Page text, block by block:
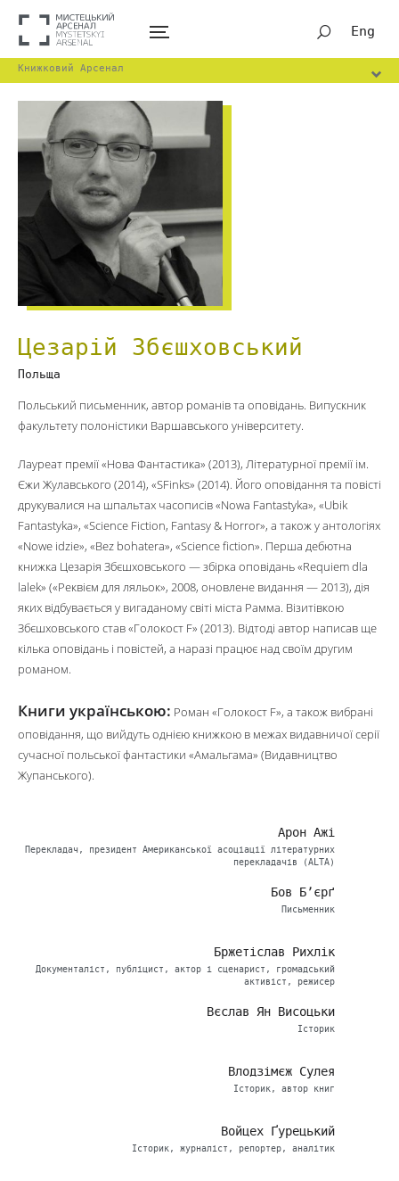
Eng
Книжковий Арсенал
Цезарій Збєшховський
Польща
Польський письменник, автор романів та оповідань. Випускник
факультету полоністики Варшавського університету.
Лауреат премії «Нова Фантастика» (2013), Літературної премії ім.
Єжи Жулавського (2014), «SFinks» (2014). Його оповідання та повісті
друкувалися на шпальтах часописів «Nowa Fantastyka», «Ubik
Fantastyka», «Science Fiction, Fantasy & Horror», а також у антологіях
«Nowe idzie», «Bez bohatera», «Science fiction». Перша дебютна
книжка Цезарія Збєшховського — збірка оповідань «Requiem dla
lalek» («Реквієм для ляльок», 2008, оновлене видання — 2013), дія
яких відбувається у вигаданому світі міста Рамма. Візитівкою
Збєшховського став «Голокост F» (2013). Відтоді автор написав ще
кілька оповідань і повістей, а наразі працює над своїм другим
романом.
Книги українською: Роман «Голокост F», а також вибрані
оповідання, що вийдуть однією книжкою в межах видавничої серії
сучасної польської фантастики «Амальгама» (Видавництво
Жупанського).
Арон Ажі
Перекладач, президент Американської асоціації літературних
перекладачів (ALTA)
Бов Б’єрґ
Письменник
Бржетіслав Рихлік
Документаліст, публіцист, актор і сценарист, громадський
активіст, режисер
Вєслав Ян Висоцьки
Історик
Влодзімєж Сулея
Історик, автор книг
Войцех Ґурецький
Історик, журналіст, репортер, аналітик